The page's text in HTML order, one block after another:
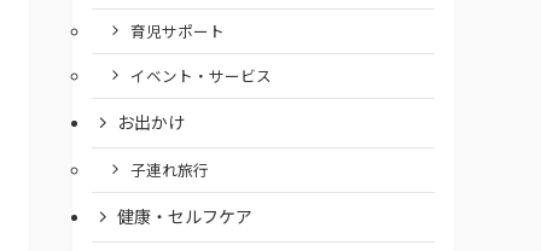
育児サポート
イベント・サービス
お出かけ
子連れ旅行
健康・セルフケア